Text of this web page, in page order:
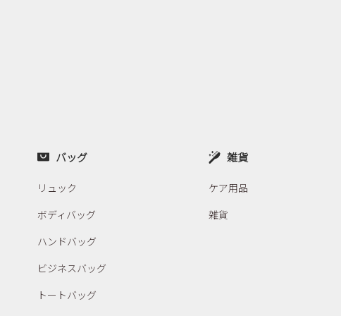
バッグ
リュック
ボディバッグ
ハンドバッグ
ビジネスバッグ
トートバッグ
雑貨
ケア用品
雑貨